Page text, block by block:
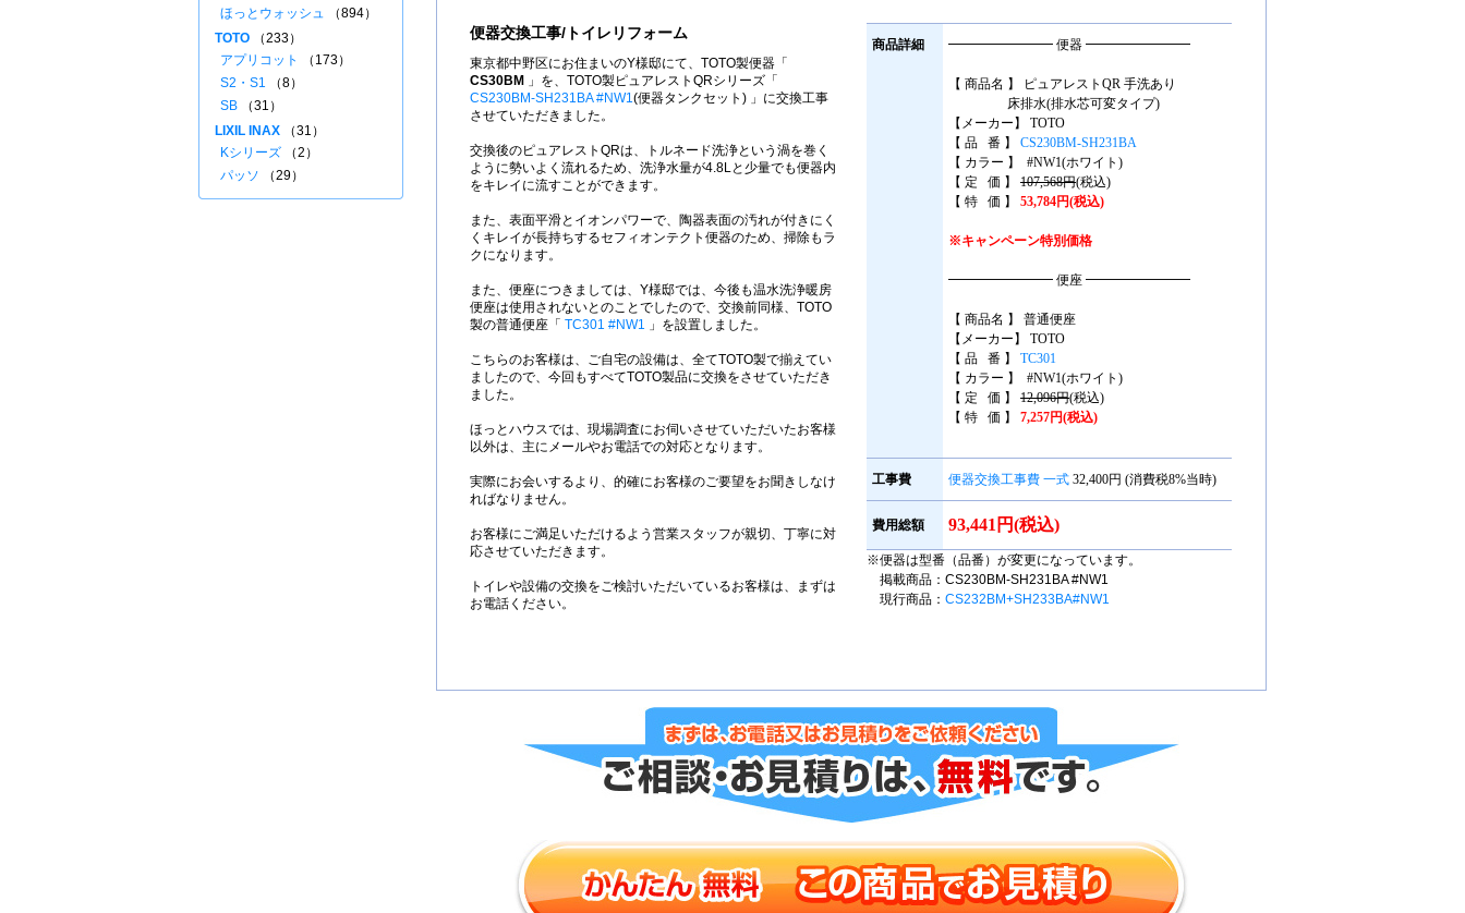
便器交換工事/トイレリフォーム
東京都中野区にお住まいのY様邸にて、TOTO製便器「
CS30BM
」を、TOTO製ピュアレストQRシリーズ「
CS230BM-SH231BA #NW1(便器タンクセット) 」に交換工事
させていただきました。
交換後のピュアレストQRは、トルネード洗浄という渦を巻く
ように勢いよく流れるため、洗浄水量が4.8Lと少量でも便器内
をキレイに流すことができます。
また、表面平滑とイオンパワーで、陶器表面の汚れが付きにく
くキレイが長持ちするセフィオンテクト便器のため、掃除もラ
クになります。
また、便座につきましては、Y様邸では、今後も温水洗浄暖房
便座は使用されないとのことでしたので、交換前同様、TOTO
製の普通便座「 TC301 #NW1 」を設置しました。
こちらのお客様は、ご自宅の設備は、全てTOTO製で揃えてい
ましたので、今回もすべてTOTO製品に交換をさせていただき
ました。
ほっとハウスでは、現場調査にお伺いさせていただいたお客様
以外は、主にメールやお電話での対応となります。
実際にお会いするより、的確にお客様のご要望をお聞きしなけ
ればなりません。
お客様にご満足いただけるよう営業スタッフが親切、丁寧に対
応させていただきます。
トイレや設備の交換をご検討いただいているお客様は、まずは
お電話ください。
商品詳細 ━━━━━━━━ 便器 ━━━━━━━━
【 商品名 】 ピュアレストQR 手洗あり
床排水(排水芯可変タイプ)
【メーカー】 TOTO
【 品 番 】 CS230BM-SH231BA
【 カラー 】 #NW1(ホワイト)
【 定 価 】 107,568円(税込)
【 特 価 】 53,784円(税込)
※キャンペーン特別価格
━━━━━━━━ 便座 ━━━━━━━━
【 商品名 】 普通便座
【メーカー】 TOTO
【 品 番 】 TC301
【 カラー 】 #NW1(ホワイト)
【 定 価 】 12,096円(税込)
【 特 価 】 7,257円(税込)
工事費 便器交換工事費 一式 32,400円 (消費税8%当時)
費用総額 93,441円(税込)
※便器は型番（品番）が変更になっています。
掲載商品：CS230BM-SH231BA #NW1
現行商品： CS232BM+SH233BA#NW1
ほっとウォッシュ （894）
TOTO （233）
アプリコット
（173）
S2・S1 （8）
SB （31）
LIXIL INAX （31）
Kシリーズ （2）
パッソ （29）